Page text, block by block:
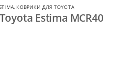
КОВРИКИ ДЛЯ TOYOTA
Estima MCR40